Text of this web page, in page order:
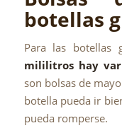
botellas
Para las botellas
mililitros hay
son bolsas de
botella pueda ir
pueda romperse.